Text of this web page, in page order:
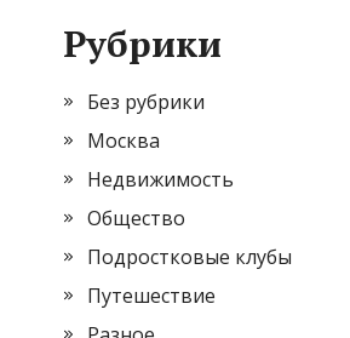
Рубрики
Без рубрики
Москва
Недвижимость
Общество
Подростковые клубы
Путешествие